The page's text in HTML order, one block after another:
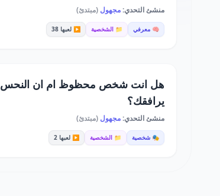
منشئ التحدي:مجهول (مبتدئ)
🧠 معرفي 📁 الشخصية ▶️ لعبها 38
هل انت شخص محظوظ ام ان النحس
يرافقك؟
منشئ التحدي:مجهول (مبتدئ)
🎭 شخصية 📁 الشخصية ▶️ لعبها 2